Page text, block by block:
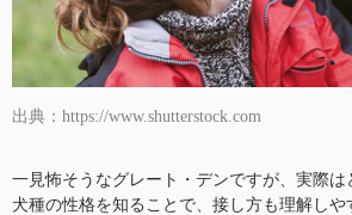
出典：https://www.shutterstock.com
一見怖そうなグレート・デンですが、実際は
犬種の性格を知ることで、接し方も理解しや